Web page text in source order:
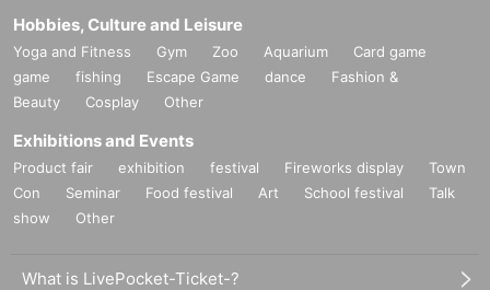
Hobbies, Culture and Leisure
Yoga and Fitness Gym Zoo Aquarium
Card game
game
fishing Escape Game dance
Fashion &
Beauty
Cosplay Other
Exhibitions and Events
Product fair exhibition festival Fireworks display
Town
Con
Seminar Food festival Art School festival
Talk
show
Other
What is LivePocket-Ticket-?